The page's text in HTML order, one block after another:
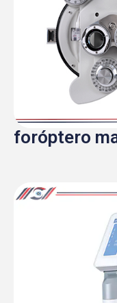
foróptero